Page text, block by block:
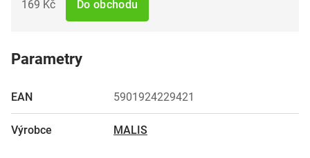
169 Kč Do obchodu
Parametry
EAN 5901924229421
Výrobce MALIS